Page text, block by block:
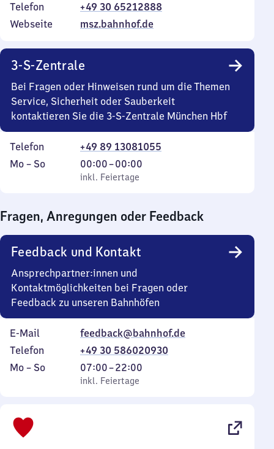
Telefon
+49 30 65212888
Webseite
msz.bahnhof.de
3-S-Zentrale
Bei Fragen oder Hinweisen rund um die Themen
Service, Sicherheit oder Sauberkeit
kontaktieren Sie die 3-S-Zentrale München Hbf
Telefon
+49 89 13081055
Montag
Mo – So,
inkl. Feiertage
00:00–00:00
Von
0
0
Uhr
inkl. Feiertage
Fragen, Anregungen oder Feedback
Feedback und Kontakt
Ansprechpartner:innen und
Kontaktmöglichkeiten bei Fragen oder
Feedback zu unseren Bahnhöfen
E-Mail
feedback@bahnhof.de
Telefon
+49 30 586020930
Montag
Mo – So,
inkl. Feiertage
07:00–22:00
Von
7
inkl. Feiertage